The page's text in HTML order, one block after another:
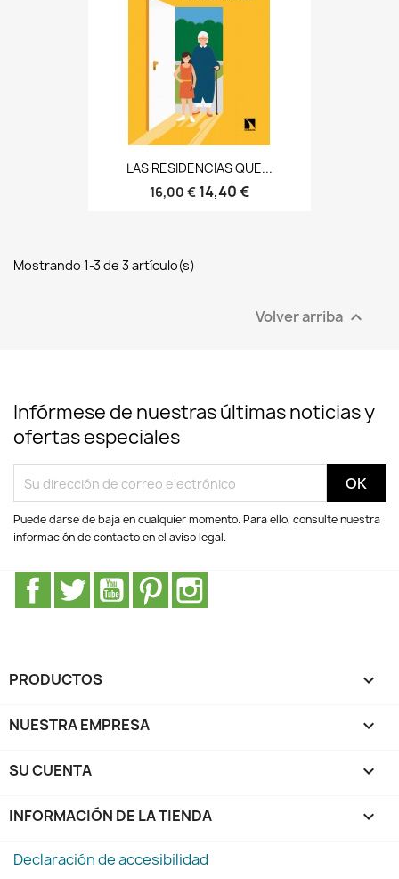
LAS RESIDENCIAS QUE...
16,00 € 14,40 €
Mostrando 1-3 de 3 artículo(s)
Volver arriba 
Infórmese de nuestras últimas noticias y
ofertas especiales
Puede darse de baja en cualquier momento. Para ello, consulte nuestra
información de contacto en el aviso legal.
Facebook
Twitter YouTubePinterest
PRODUCTOS 
NUESTRA EMPRESA 
SU CUENTA 
INFORMACIÓN DE LA TIENDA keyboard_arrow_down
Declaración de accesibilidad